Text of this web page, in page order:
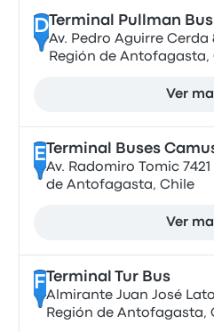
DTerminal Pullman Bus
Av. Pedro Aguirre
Región de Antofagasta,
Ver
E Terminal Buses
Av. Radomiro Tomic
de Antofagasta, Chile
Ver
F Terminal Tur Bus
Almirante Juan José
Región de Antofagasta,